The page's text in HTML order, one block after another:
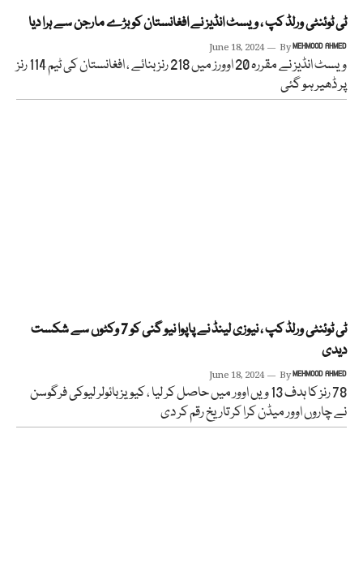
ٹی ٹوئنٹی ورلڈ کپ ، ویسٹ انڈیز نے افغانستان کو بڑے مارجن سے ہرا دیا
June 18, 2024 ByMEHMOOD AHMED
ویسٹ انڈیز نے مقررہ 20 اوورز میں 218 رنز بنائے ، افغانستان کی ٹیم 114 رنز
پر ڈھیر ہو گئی
ٹی ٹوئنٹی ورلڈ کپ ، نیوزی لینڈ نے پاپوا نیو گنی کو 7 وکٹوں سے شکست
دیدی
June 18, 2024 ByMEHMOOD AHMED
78 رنز کا ہدف 13 ویں اوور میں حاصل کر لیا ، کیویز بائولر لیوکی فرگوسن
نے چاروں اوور میڈن کرا کر تاریخ رقم کر دی